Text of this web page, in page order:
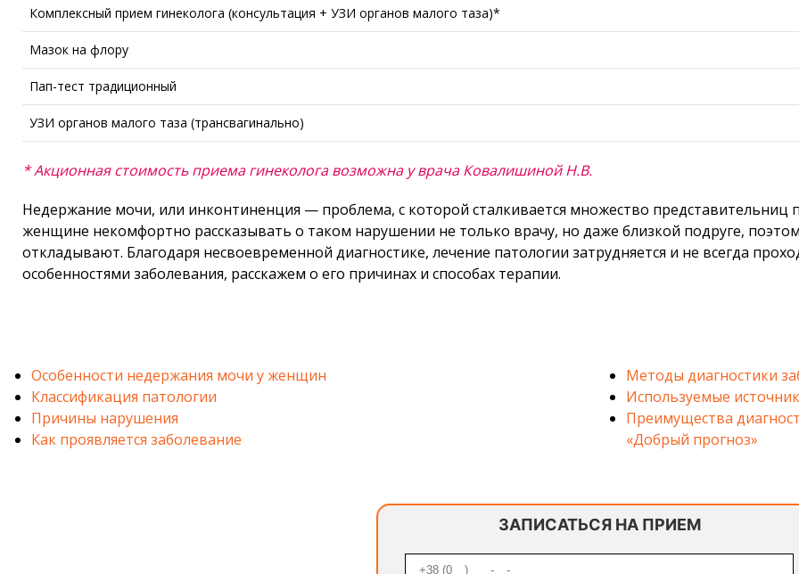
Комплексный прием гинеколога (консультация + УЗИ органов малого таза)*
Мазок на флору
Пап-тест традиционный
УЗИ органов малого таза (трансвагинально)
* Акционная стоимость приема гинеколога возможна у врача Ковалишиной Н.В.
Недержание мочи, или инконтиненция — проблема, с которой сталкивается множество представительниц
женщине некомфортно рассказывать о таком нарушении не только врачу, но даже близкой подруге,
откладывают. Благодаря несвоевременной диагностике, лечение патологии затрудняется и не всегда
особенностями заболевания, расскажем о его причинах и способах терапии.
Особенности недержания мочи у женщин
Классификация патологии
Причины нарушения
Как проявляется заболевание
Методы диагностики
Используемые
Преимущества
«Добрый прогноз»
ЗАПИСАТЬСЯ НА ПРИЕМ